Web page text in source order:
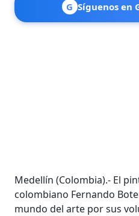
G Síguenos en
Medellín (Colombia).- El
colombiano Fernando
mundo del arte por sus